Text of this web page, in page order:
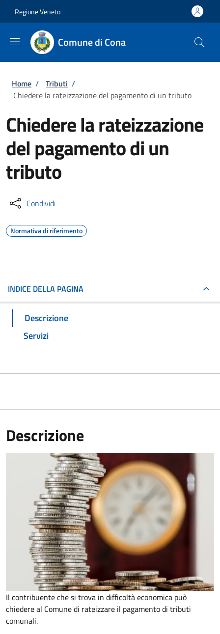
Regione Veneto
Comune di Cona
Briciole di pane
Home / Tributi /
Chiedere la rateizzazione del pagamento di un tributo
Chiedere la rateizzazione
del pagamento di un
tributo
Condividi
Normativa di riferimento
INDICE DELLA PAGINA
Descrizione
Servizi
Descrizione
Il contribuente che si trova in difficoltà economica può
chiedere al Comune di rateizzare il pagamento di tributi
comunali.